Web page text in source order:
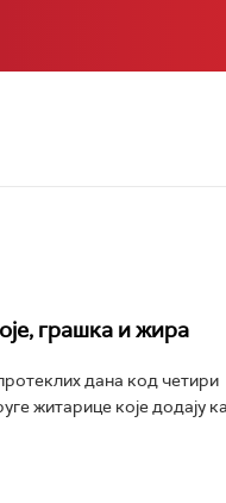
грашка и жира
дана код четири
житарице које додају